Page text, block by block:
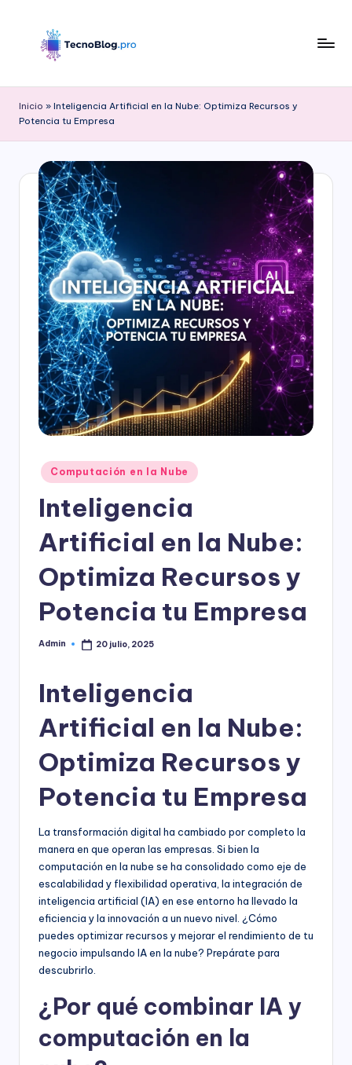
l
o
d
T
o
o
Inicio » Inteligencia Artificial en la Nube: Optimiza Recursos y
Potencia tu Empresa
Publicado
en
Computación en la Nube
Inteligencia
Artificial en la Nube:
Optimiza Recursos y
Potencia tu Empresa
Publicado
Admin 20 julio, 2025
Inteligencia
Artificial en la Nube:
Optimiza Recursos y
Potencia tu Empresa
La transformación digital ha cambiado por completo la
manera en que operan las empresas. Si bien la
computación en la nube se ha consolidado como eje de
escalabilidad y flexibilidad operativa, la integración de
inteligencia artificial (IA) en ese entorno ha llevado la
eficiencia y la innovación a un nuevo nivel. ¿Cómo
puedes optimizar recursos y mejorar el rendimiento de tu
negocio impulsando IA en la nube? Prepárate para
descubrirlo.
¿Por qué combinar IA y
computación en la